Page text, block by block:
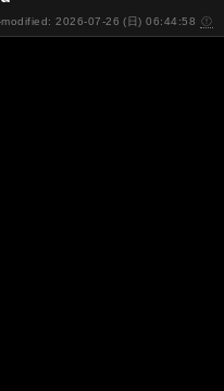
2026-07-26 (日) 06:44:58
ック「